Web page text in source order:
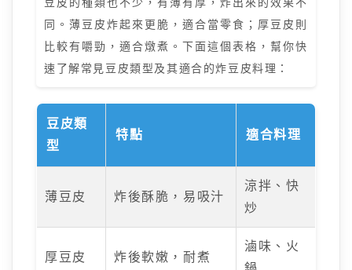
同。薄豆皮炸起來更脆，適合當零食；厚豆皮則
比較有嚼勁，適合燉煮。下面這個表格，幫你快
速了解常見豆皮類型及其適合的炸豆皮料理：
豆皮類
型
特點 適合料理
薄豆皮 炸後酥脆，易吸汁
涼拌、快
炒
厚豆皮 炸後軟嫩，耐煮
滷味、火